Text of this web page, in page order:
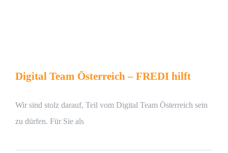
Registrieren …
Digital Team Österreich – FREDI hilft
Wir sind stolz darauf, Teil vom Digital Team Österreich sein
zu dürfen. Für Sie als